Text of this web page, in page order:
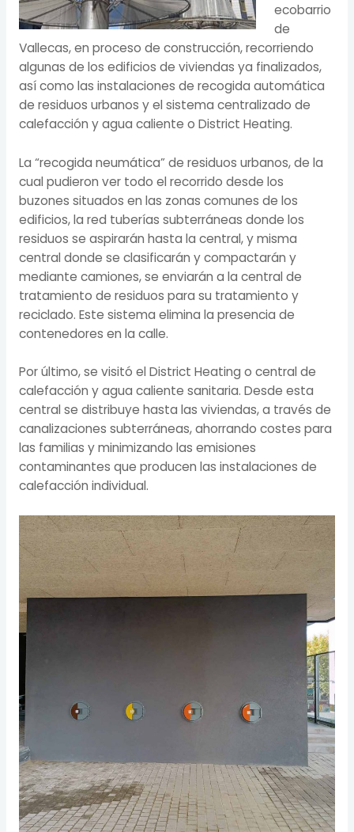
ecobarrio
de
Vallecas, en proceso de construcción, recorriendo
algunas de los edificios de viviendas ya finalizados,
así como las instalaciones de recogida automática
de residuos urbanos y el sistema centralizado de
calefacción y agua caliente o District Heating.
La “recogida neumática” de residuos urbanos, de la
cual pudieron ver todo el recorrido desde los
buzones situados en las zonas comunes de los
edificios, la red tuberías subterráneas donde los
residuos se aspirarán hasta la central, y misma
central donde se clasificarán y compactarán y
mediante camiones, se enviarán a la central de
tratamiento de residuos para su tratamiento y
reciclado. Este sistema elimina la presencia de
contenedores en la calle.
Por último, se visitó el District Heating o central de
calefacción y agua caliente sanitaria. Desde esta
central se distribuye hasta las viviendas, a través de
canalizaciones subterráneas, ahorrando costes para
las familias y minimizando las emisiones
contaminantes que producen las instalaciones de
calefacción individual.